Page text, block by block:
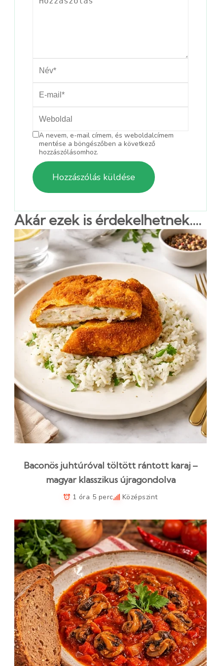
A nevem, e-mail címem, és weboldalcímem
mentése a böngészőben a következő
hozzászólásomhoz.
Akár ezek is érdekelhetnek....
Baconös juhtúróval töltött rántott karaj –
magyar klasszikus újragondolva
1 óra 5 perc Középszint